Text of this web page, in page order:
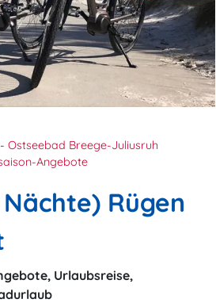
Ostseebad Breege-Juliusruh
Angebote
Rügen
Urlaubsreise,